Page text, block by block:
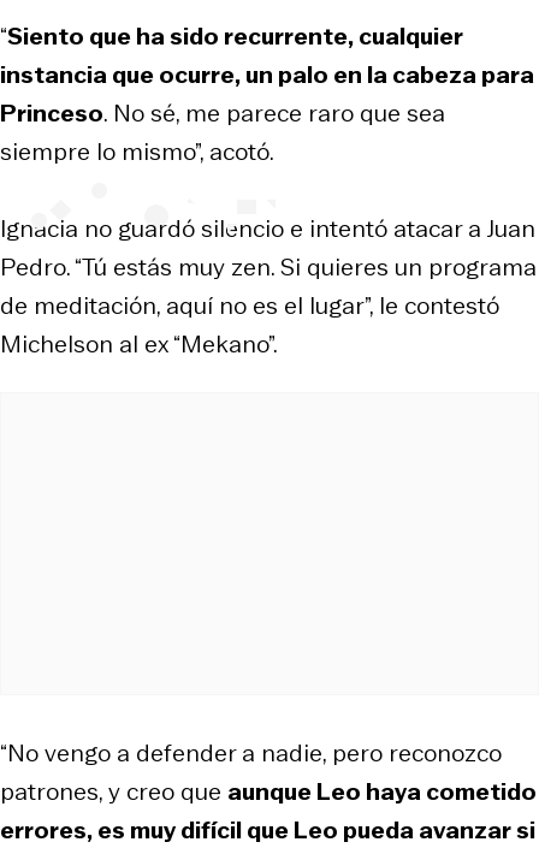
“Siento que ha sido recurrente, cualquier
instancia que ocurre, un palo en la cabeza para
Princeso. No sé, me parece raro que sea
siempre lo mismo”, acotó.
Ignacia no guardó silencio e intentó atacar a Juan
Pedro. “Tú estás muy zen. Si quieres un programa
de meditación, aquí no es el lugar”, le contestó
Michelson al ex “Mekano”.
“No vengo a defender a nadie, pero reconozco
patrones, y creo que aunque Leo haya cometido
errores, es muy difícil que Leo pueda avanzar si